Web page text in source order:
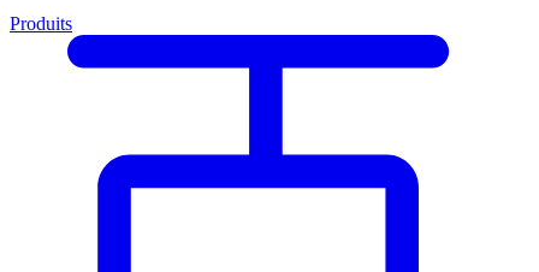
Produits